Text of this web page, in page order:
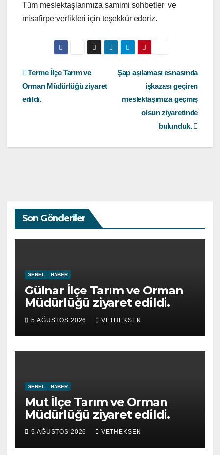
Tüm meslektaşlarımıza samimi sohbetleri ve
misafirperverlikleri için teşekkür ederiz.
Yazı
gezinmesi
Şap aşılaması esnasında
işkazası geçiren
meslektaşımıza geçmiş
olsun ziyaretinde
bulunduk.
Terme İlçe Tarım ve
Orman Müdürlüğü ziyaret
edildi.
Son Gönderiler
GENEL HABER
Gülnar İlçe Tarım ve Orman
Müdürlüğü ziyaret edildi.
5 AĞUSTOS 2026 VETHEKSEN
GENEL HABER
Mut İlçe Tarım ve Orman
Müdürlüğü ziyaret edildi.
5 AĞUSTOS 2026 VETHEKSEN